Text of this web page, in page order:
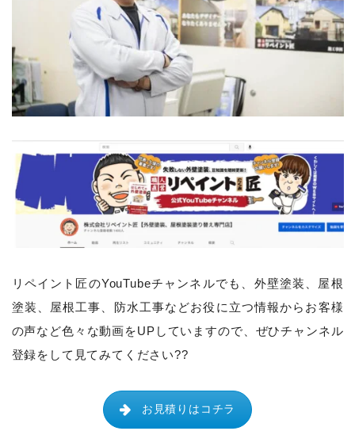
リペイント匠のYouTubeチャンネルでも、 外壁塗装、屋根
塗装、屋根工事、防水工事などお役に立つ情報からお客様
の声など色々な動画をUPしていますので、ぜひチャンネル
登録をして見てみてください??
お見積りはコチラ